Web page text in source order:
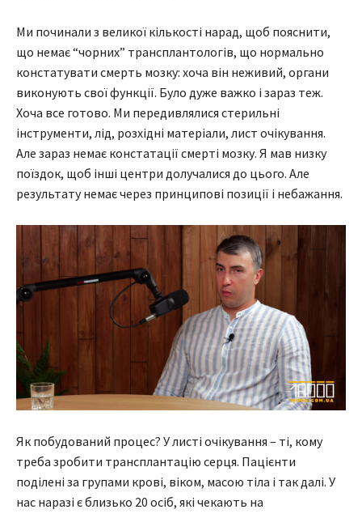
Ми починали з великої кількості нарад, щоб пояснити,
що немає “чорних” трансплантологів, що нормально
констатувати смерть мозку: хоча він неживий, органи
виконують свої функції. Було дуже важко і зараз теж.
Хоча все готово. Ми передивлялися стерильні
інструменти, лід, розхідні матеріали, лист очікування.
Але зараз немає констатації смерті мозку. Я мав низку
поїздок, щоб інші центри долучалися до цього. Але
результату немає через принципові позиції і небажання.
Як побудований процес? У листі очікування – ті, кому
треба зробити трансплантацію серця. Пацієнти
поділені за групами крові, віком, масою тіла і так далі. У
нас наразі є близько 20 осіб, які чекають на